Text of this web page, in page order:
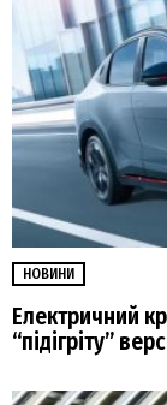
НОВИНИ
Електричний
“підігріту”